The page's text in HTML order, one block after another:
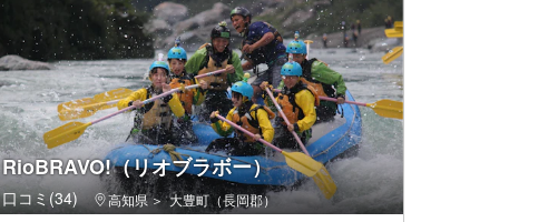
RioBRAVO!（リオブラボー）
口コミ(34) 高知県 大豊町（長岡郡）